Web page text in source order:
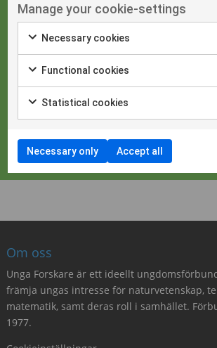
Regeneron International Science and
Research Science Institute
Riksstämman
Stockholm International Youth Science
Stockholm Junior Water Prize
Sveriges Unga Forskningslandslag
Om oss
Unga Forskare är ett ideellt
främja ungas intresse för naturvetenskap,
matematik, samt deras roll i samhället.
1977.
Manage your cookie-settings
Necessary cookies
Functional cookies
Statistical cookies
Necessary only Accept all